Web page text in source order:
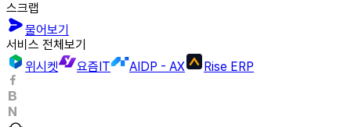
스크랩
물어보기
서비스 전체보기
위시켓
요즘IT AIDP - AX Rise ERP